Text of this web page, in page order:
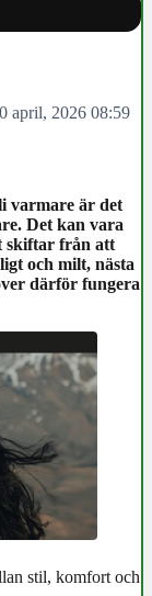
april, 2026 08:59
varmare är det
Det kan vara
skiftar från att
och milt, nästa
därför fungera
stil, komfort och